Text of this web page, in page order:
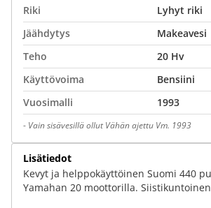
Riki
Lyhyt riki
Jäähdytys
Makeavesi
Teho
20 Hv
Käyttövoima
Bensiini
Vuosimalli
1993
- Vain sisävesillä ollut Vähän ajettu Vm. 1993
Lisätiedot
Kevyt ja helppokäyttöinen Suomi 440
Yamahan 20 moottorilla.